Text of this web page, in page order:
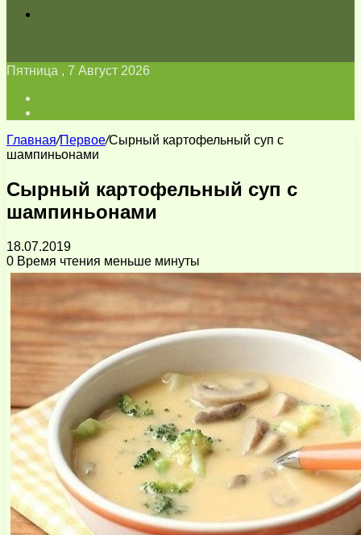
Пятница , 7 Август 2026
Главная/Первое/Сырный картофельный суп с
шампиньонами
Сырный картофельный суп с
шампиньонами
18.07.2019
0 Время чтения меньше минуты